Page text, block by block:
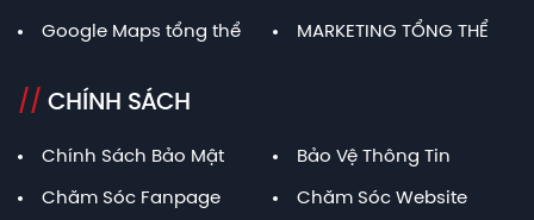
Google Maps tổng thể MARKETING TỔNG THỂ
// CHÍNH SÁCH
Chính Sách Bảo Mật Bảo Vệ Thông Tin
Chăm Sóc Fanpage Chăm Sóc Website